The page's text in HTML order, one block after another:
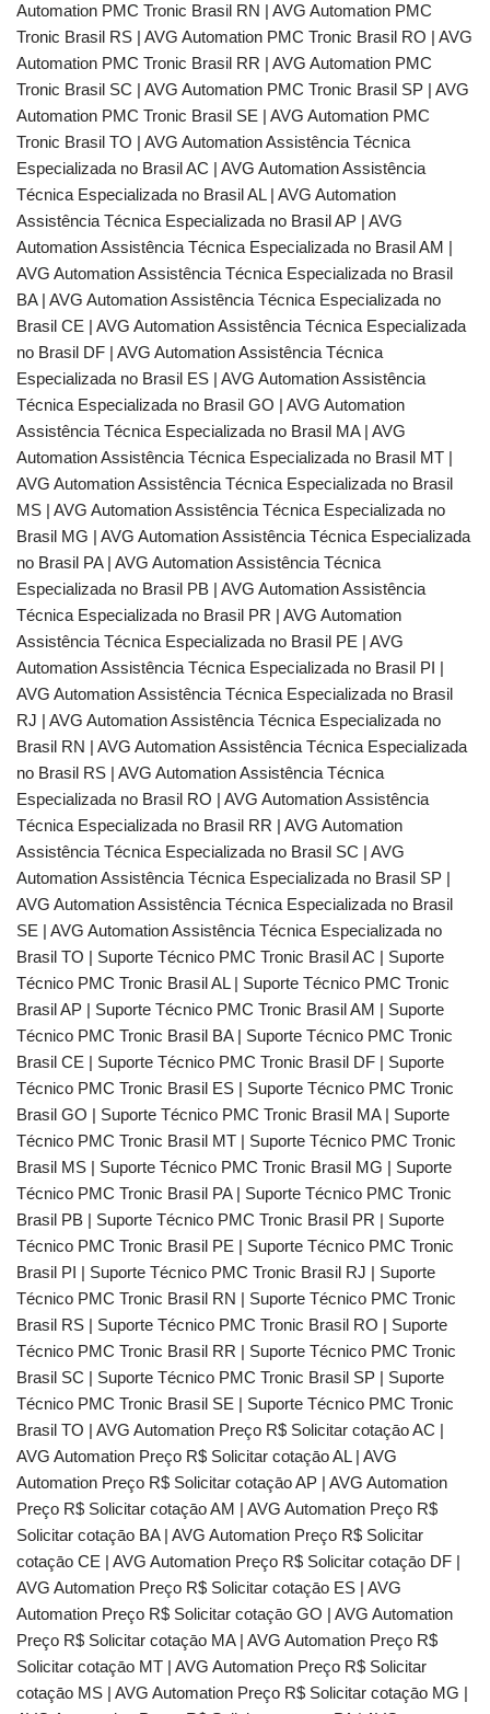
Automation PMC Tronic Brasil RN | AVG Automation PMC
Tronic Brasil RS | AVG Automation PMC Tronic Brasil RO | AVG
Automation PMC Tronic Brasil RR | AVG Automation PMC
Tronic Brasil SC | AVG Automation PMC Tronic Brasil SP | AVG
Automation PMC Tronic Brasil SE | AVG Automation PMC
Tronic Brasil TO | AVG Automation Assistência Técnica
Especializada no Brasil AC | AVG Automation Assistência
Técnica Especializada no Brasil AL | AVG Automation
Assistência Técnica Especializada no Brasil AP | AVG
Automation Assistência Técnica Especializada no Brasil AM |
AVG Automation Assistência Técnica Especializada no Brasil
BA | AVG Automation Assistência Técnica Especializada no
Brasil CE | AVG Automation Assistência Técnica Especializada
no Brasil DF | AVG Automation Assistência Técnica
Especializada no Brasil ES | AVG Automation Assistência
Técnica Especializada no Brasil GO | AVG Automation
Assistência Técnica Especializada no Brasil MA | AVG
Automation Assistência Técnica Especializada no Brasil MT |
AVG Automation Assistência Técnica Especializada no Brasil
MS | AVG Automation Assistência Técnica Especializada no
Brasil MG | AVG Automation Assistência Técnica Especializada
no Brasil PA | AVG Automation Assistência Técnica
Especializada no Brasil PB | AVG Automation Assistência
Técnica Especializada no Brasil PR | AVG Automation
Assistência Técnica Especializada no Brasil PE | AVG
Automation Assistência Técnica Especializada no Brasil PI |
AVG Automation Assistência Técnica Especializada no Brasil
RJ | AVG Automation Assistência Técnica Especializada no
Brasil RN | AVG Automation Assistência Técnica Especializada
no Brasil RS | AVG Automation Assistência Técnica
Especializada no Brasil RO | AVG Automation Assistência
Técnica Especializada no Brasil RR | AVG Automation
Assistência Técnica Especializada no Brasil SC | AVG
Automation Assistência Técnica Especializada no Brasil SP |
AVG Automation Assistência Técnica Especializada no Brasil
SE | AVG Automation Assistência Técnica Especializada no
Brasil TO | Suporte Técnico PMC Tronic Brasil AC | Suporte
Técnico PMC Tronic Brasil AL | Suporte Técnico PMC Tronic
Brasil AP | Suporte Técnico PMC Tronic Brasil AM | Suporte
Técnico PMC Tronic Brasil BA | Suporte Técnico PMC Tronic
Brasil CE | Suporte Técnico PMC Tronic Brasil DF | Suporte
Técnico PMC Tronic Brasil ES | Suporte Técnico PMC Tronic
Brasil GO | Suporte Técnico PMC Tronic Brasil MA | Suporte
Técnico PMC Tronic Brasil MT | Suporte Técnico PMC Tronic
Brasil MS | Suporte Técnico PMC Tronic Brasil MG | Suporte
Técnico PMC Tronic Brasil PA | Suporte Técnico PMC Tronic
Brasil PB | Suporte Técnico PMC Tronic Brasil PR | Suporte
Técnico PMC Tronic Brasil PE | Suporte Técnico PMC Tronic
Brasil PI | Suporte Técnico PMC Tronic Brasil RJ | Suporte
Técnico PMC Tronic Brasil RN | Suporte Técnico PMC Tronic
Brasil RS | Suporte Técnico PMC Tronic Brasil RO | Suporte
Técnico PMC Tronic Brasil RR | Suporte Técnico PMC Tronic
Brasil SC | Suporte Técnico PMC Tronic Brasil SP | Suporte
Técnico PMC Tronic Brasil SE | Suporte Técnico PMC Tronic
Brasil TO | AVG Automation Preço R$ Solicitar cotaçāo AC |
AVG Automation Preço R$ Solicitar cotaçāo AL | AVG
Automation Preço R$ Solicitar cotaçāo AP | AVG Automation
Preço R$ Solicitar cotaçāo AM | AVG Automation Preço R$
Solicitar cotaçāo BA | AVG Automation Preço R$ Solicitar
cotaçāo CE | AVG Automation Preço R$ Solicitar cotaçāo DF |
AVG Automation Preço R$ Solicitar cotaçāo ES | AVG
Automation Preço R$ Solicitar cotaçāo GO | AVG Automation
Preço R$ Solicitar cotaçāo MA | AVG Automation Preço R$
Solicitar cotaçāo MT | AVG Automation Preço R$ Solicitar
cotaçāo MS | AVG Automation Preço R$ Solicitar cotaçāo MG |